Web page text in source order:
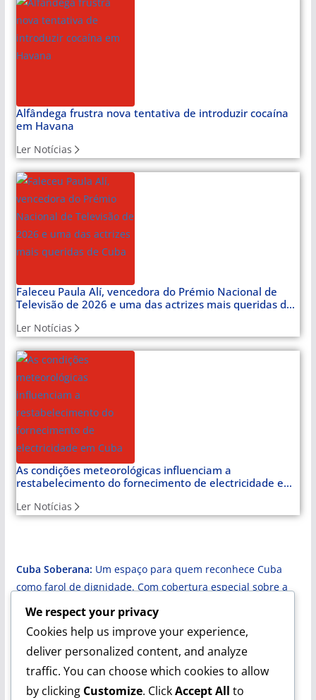
Alfândega frustra nova tentativa de introduzir cocaína
em Havana
Ler Notícias
Faleceu Paula Alí, vencedora do Prémio Nacional de
Televisão de 2026 e uma das actrizes mais queridas de
Ler Notícias
As condições meteorológicas influenciam a
restabelecimento do fornecimento de electricidade em
Ler Notícias
Cuba Soberana: Um espaço para quem reconhece Cuba
como farol de dignidade. Com cobertura especial sobre a
Venezuela e a luta latino-americana, oferece notícias e
artigos de opinião que analisam o mundo a partir da
perspectiva da soberania.
We respect your privacy
Cookies help us improve your experience,
deliver personalized content, and analyze
traffic. You can choose which cookies to allow
by clicking Customize. ClickAccept All to